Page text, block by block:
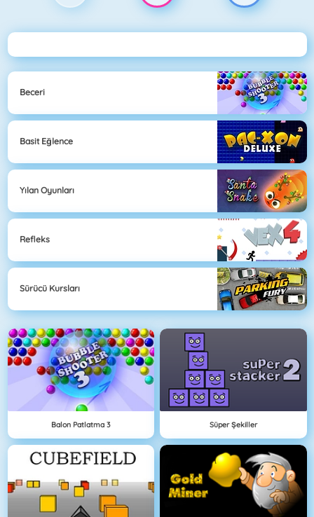
Beceri
Basit Eğlence
Yılan Oyunları
Refleks
Sürücü Kursları
Balon Patlatma 3 Süper Şekiller